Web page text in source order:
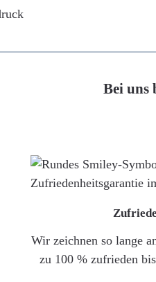
Bei uns
Wir zeichnen so lange
zu 100 % zufrieden